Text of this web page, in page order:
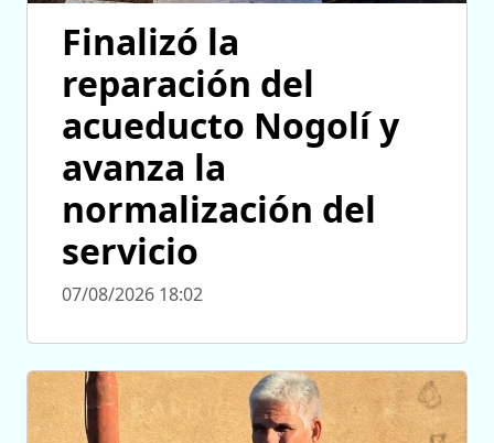
Finalizó la
reparación del
acueducto Nogolí y
avanza la
normalización del
servicio
07/08/2026 18:02